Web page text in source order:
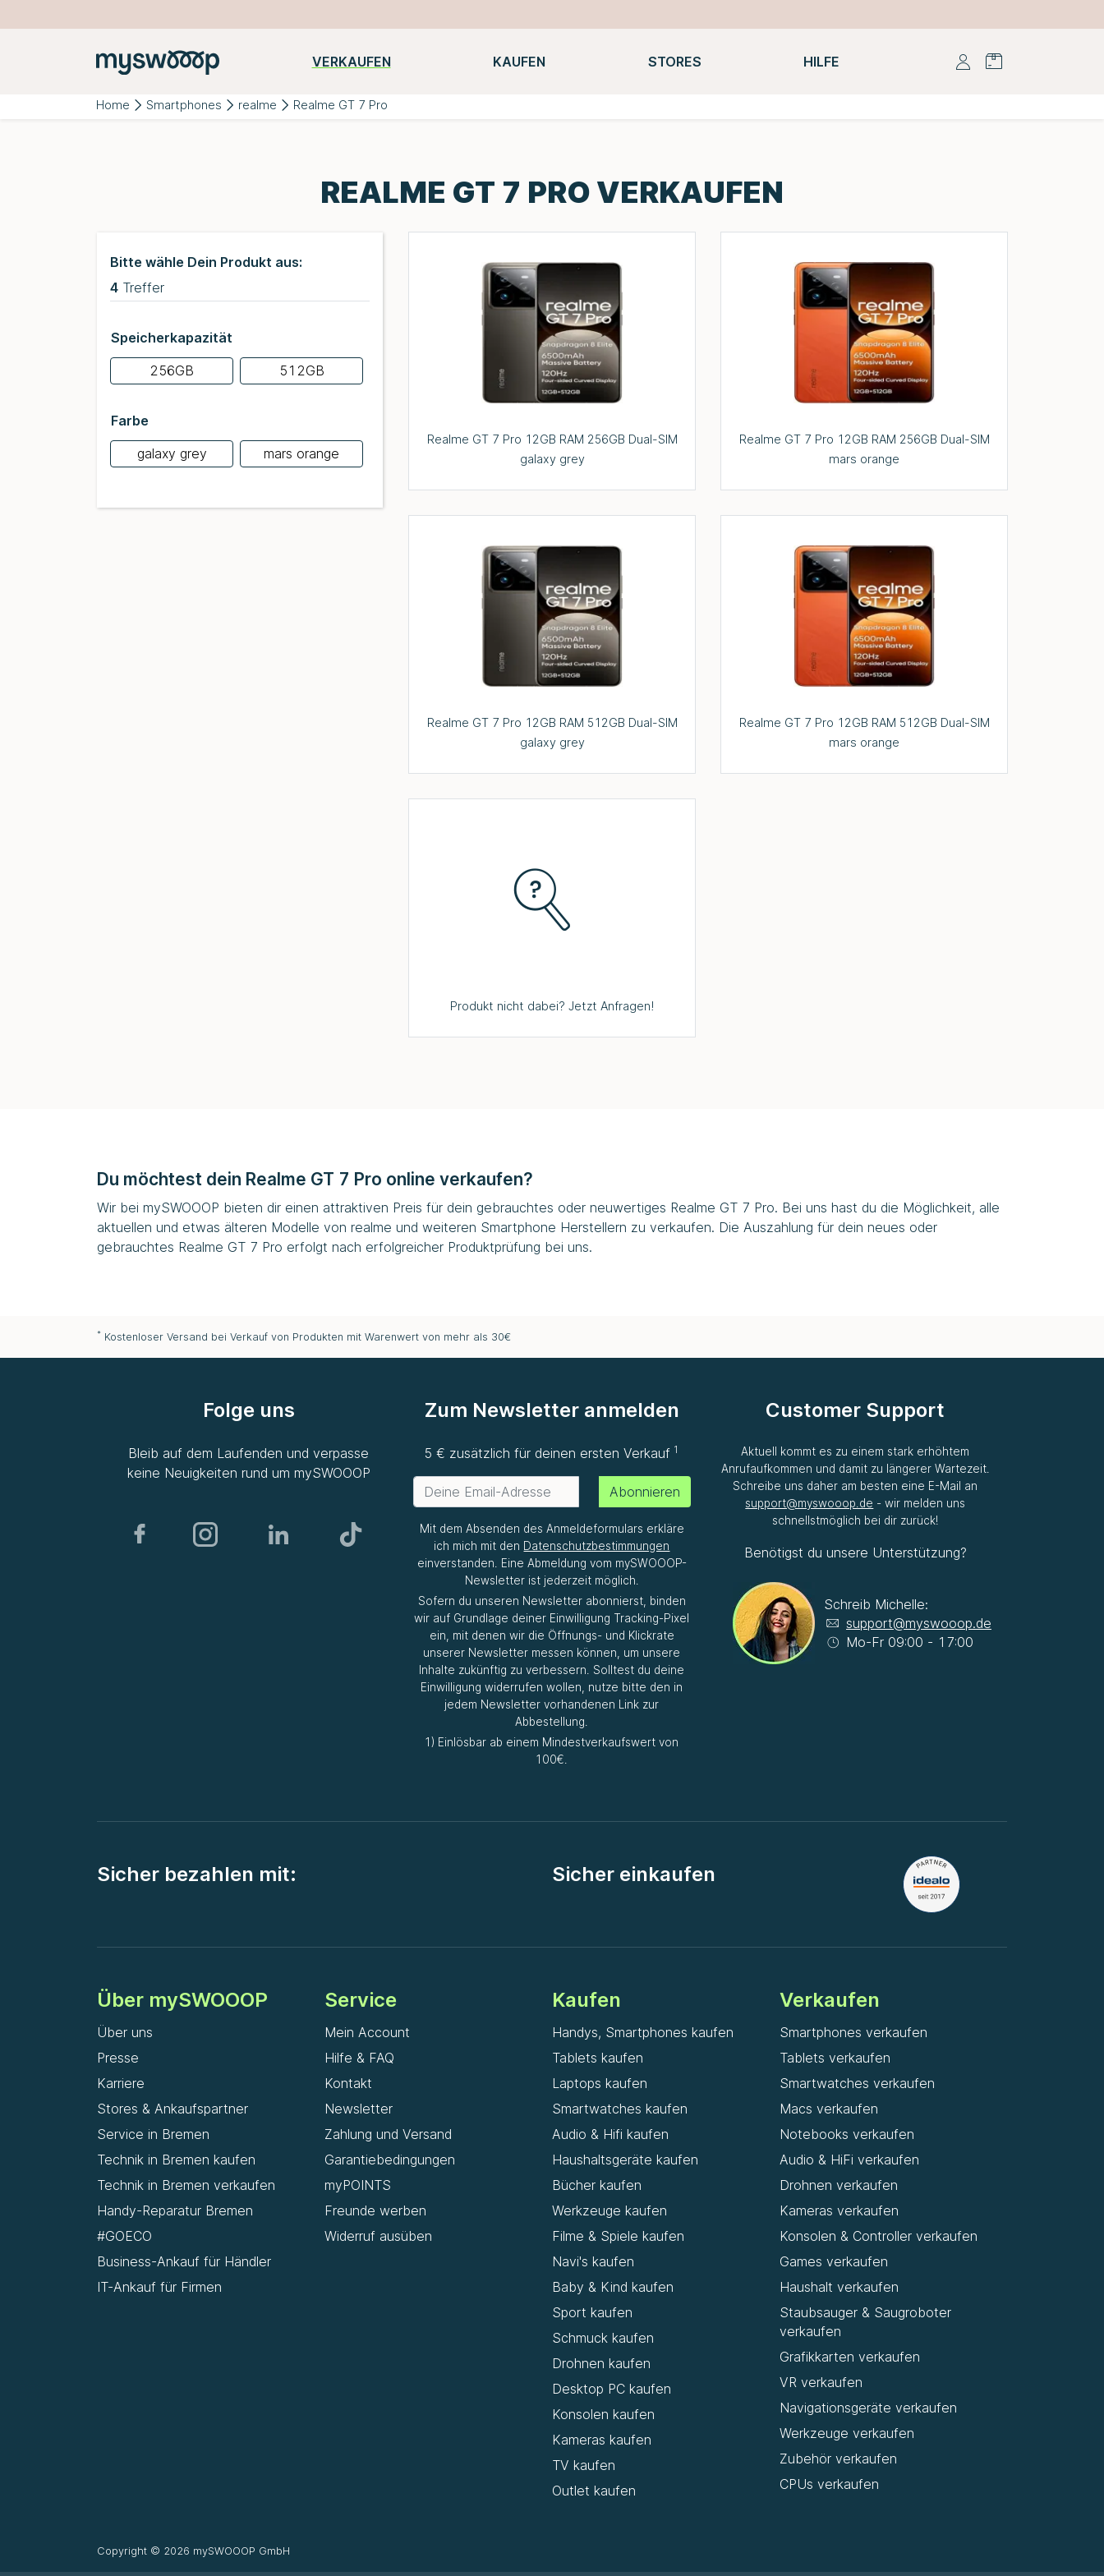
VERKAUFEN KAUFEN STORES HILFE
Beliebte
Kategorien:
iPhone Huawei Notebooks Macbooks Konsolen
Home Smartphones realme Realme GT 7 Pro
REALME GT 7 PRO VERKAUFEN
Bitte wähle Dein Produkt aus:
4 Treffer
Speicherkapazität
256GB
512GB
Farbe
galaxy grey
mars orange
Realme GT 7 Pro 12GB RAM 256GB Dual-SIM
galaxy grey
Realme GT 7 Pro 12GB RAM 256GB Dual-SIM
mars orange
Realme GT 7 Pro 12GB RAM 512GB Dual-SIM
galaxy grey
Realme GT 7 Pro 12GB RAM 512GB Dual-SIM
mars orange
Produkt nicht dabei? Jetzt Anfragen!
Du möchtest dein Realme GT 7 Pro online verkaufen?
Wir bei mySWOOOP bieten dir einen attraktiven Preis für dein gebrauchtes oder neuwertiges Realme GT 7 Pro. Bei uns hast du die Möglichkeit, alle
aktuellen und etwas älteren Modelle von realme und weiteren Smartphone Herstellern zu verkaufen. Die Auszahlung für dein neues oder
gebrauchtes Realme GT 7 Pro erfolgt nach erfolgreicher Produktprüfung bei uns.
* Kostenloser Versand bei Verkauf von Produkten mit Warenwert von mehr als 30€
Folge uns
Bleib auf dem Laufenden und verpasse
keine Neuigkeiten rund um mySWOOOP
Zum Newsletter anmelden
5 € zusätzlich für deinen ersten Verkauf 1
Abonnieren
Mit dem Absenden des Anmeldeformulars erkläre
ich mich mit den Datenschutzbestimmungen
einverstanden. Eine Abmeldung vom mySWOOOP-
Newsletter ist jederzeit möglich.
Sofern du unseren Newsletter abonnierst, binden
wir auf Grundlage deiner Einwilligung Tracking-Pixel
ein, mit denen wir die Öffnungs- und Klickrate
unserer Newsletter messen können, um unsere
Inhalte zukünftig zu verbessern. Solltest du deine
Einwilligung widerrufen wollen, nutze bitte den in
jedem Newsletter vorhandenen Link zur
Abbestellung.
1) Einlösbar ab einem Mindestverkaufswert von
100€.
Customer Support
Aktuell kommt es zu einem stark erhöhtem
Anrufaufkommen und damit zu längerer Wartezeit.
Schreibe uns daher am besten eine E-Mail an
support@myswooop.de - wir melden uns
schnellstmöglich bei dir zurück!
Benötigst du unsere Unterstützung?
Schreib Michelle:
support@myswooop.de
Mo-Fr 09:00 - 17:00
Sicher bezahlen mit: Sicher einkaufen
Über mySWOOOP
Über uns
Presse
Karriere
Stores & Ankaufspartner
Service in Bremen
Technik in Bremen kaufen
Technik in Bremen verkaufen
Handy-Reparatur Bremen
#GOECO
Business-Ankauf für Händler
IT-Ankauf für Firmen
Service
Mein Account
Hilfe & FAQ
Kontakt
Newsletter
Zahlung und Versand
Garantiebedingungen
myPOINTS
Freunde werben
Widerruf ausüben
Kaufen
Handys, Smartphones kaufen
Tablets kaufen
Laptops kaufen
Smartwatches kaufen
Audio & Hifi kaufen
Haushaltsgeräte kaufen
Bücher kaufen
Werkzeuge kaufen
Filme & Spiele kaufen
Navi's kaufen
Baby & Kind kaufen
Sport kaufen
Schmuck kaufen
Drohnen kaufen
Desktop PC kaufen
Konsolen kaufen
Kameras kaufen
TV kaufen
Outlet kaufen
Verkaufen
Smartphones verkaufen
Tablets verkaufen
Smartwatches verkaufen
Macs verkaufen
Notebooks verkaufen
Audio & HiFi verkaufen
Drohnen verkaufen
Kameras verkaufen
Konsolen & Controller verkaufen
Games verkaufen
Haushalt verkaufen
Staubsauger & Saugroboter
verkaufen
Grafikkarten verkaufen
VR verkaufen
Navigationsgeräte verkaufen
Werkzeuge verkaufen
Zubehör verkaufen
CPUs verkaufen
Copyright © 2026 mySWOOOP GmbH